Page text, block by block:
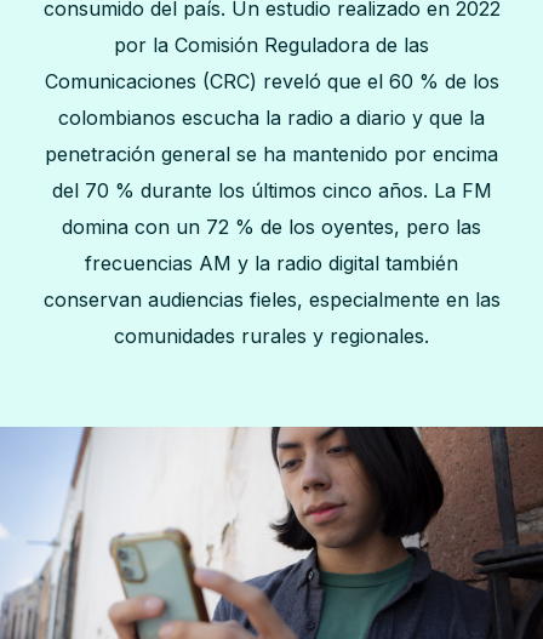
consumido del país. Un estudio realizado en 2022
por la Comisión Reguladora de las
Comunicaciones (CRC) reveló que el 60 % de los
colombianos escucha la radio a diario y que la
penetración general se ha mantenido por encima
del 70 % durante los últimos cinco años. La FM
domina con un 72 % de los oyentes, pero las
frecuencias AM y la radio digital también
conservan audiencias fieles, especialmente en las
comunidades rurales y regionales.